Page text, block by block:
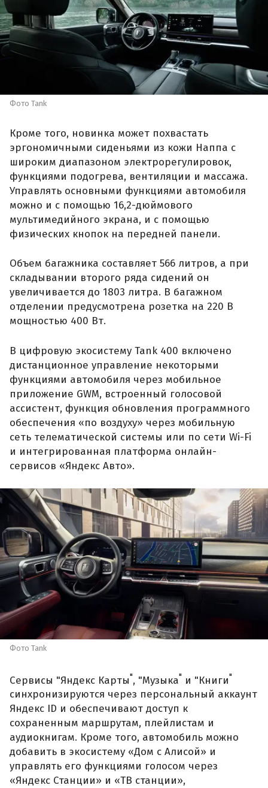
Фото Tank
Кроме того, новинка может похвастать
эргономичными сиденьями из кожи Наппа с
широким диапазоном электрорегулировок,
функциями подогрева, вентиляции и массажа.
Управлять основными функциями автомобиля
можно и с помощью 16,2-дюймового
мультимедийного экрана, и с помощью
физических кнопок на передней панели.
Объем багажника составляет 566 литров, а при
складывании второго ряда сидений он
увеличивается до 1803 литра. В багажном
отделении предусмотрена розетка на 220 В
мощностью 400 Вт.
В цифровую экосистему Tank 400 включено
дистанционное управление некоторыми
функциями автомобиля через мобильное
приложение GWM, встроенный голосовой
ассистент, функция обновления программного
обеспечения «по воздуху» через мобильную
сеть телематической системы или по сети Wi-Fi
и интегрированная платформа онлайн-
сервисов «Яндекс Авто».
Фото Tank
Сервисы "Яндекс Карты", "Музыка" и "Книги"
синхронизируются через персональный аккаунт
Яндекс ID и обеспечивают доступ к
сохраненным маршрутам, плейлистам и
аудиокнигам. Кроме того, автомобиль можно
добавить в экосистему «Дом с Алисой» и
управлять его функциями голосом через
«Яндекс Станции» и «ТВ станции»,